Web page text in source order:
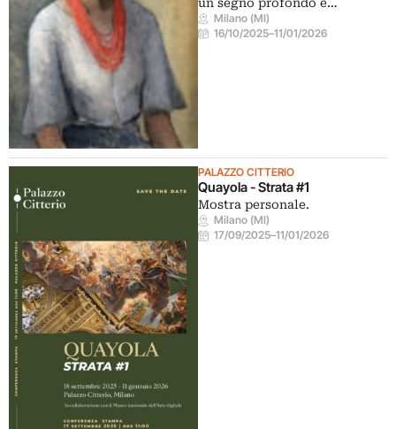
Milano (MI)
16/10/2025–11/01/2026
PALAZZO CITTERIO
Quayola - Strata #1
Mostra personale.
Milano (MI)
17/09/2025–11/01/2026